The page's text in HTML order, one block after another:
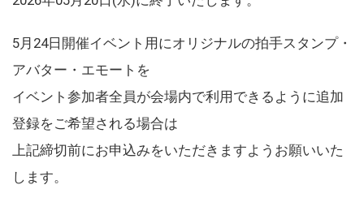
5月24日開催イベント用にオリジナルの拍手スタンプ・
アバター・エモートを
イベント参加者全員が会場内で利用できるように追加
登録をご希望される場合は
上記締切前にお申込みをいただきますようお願いいた
します。